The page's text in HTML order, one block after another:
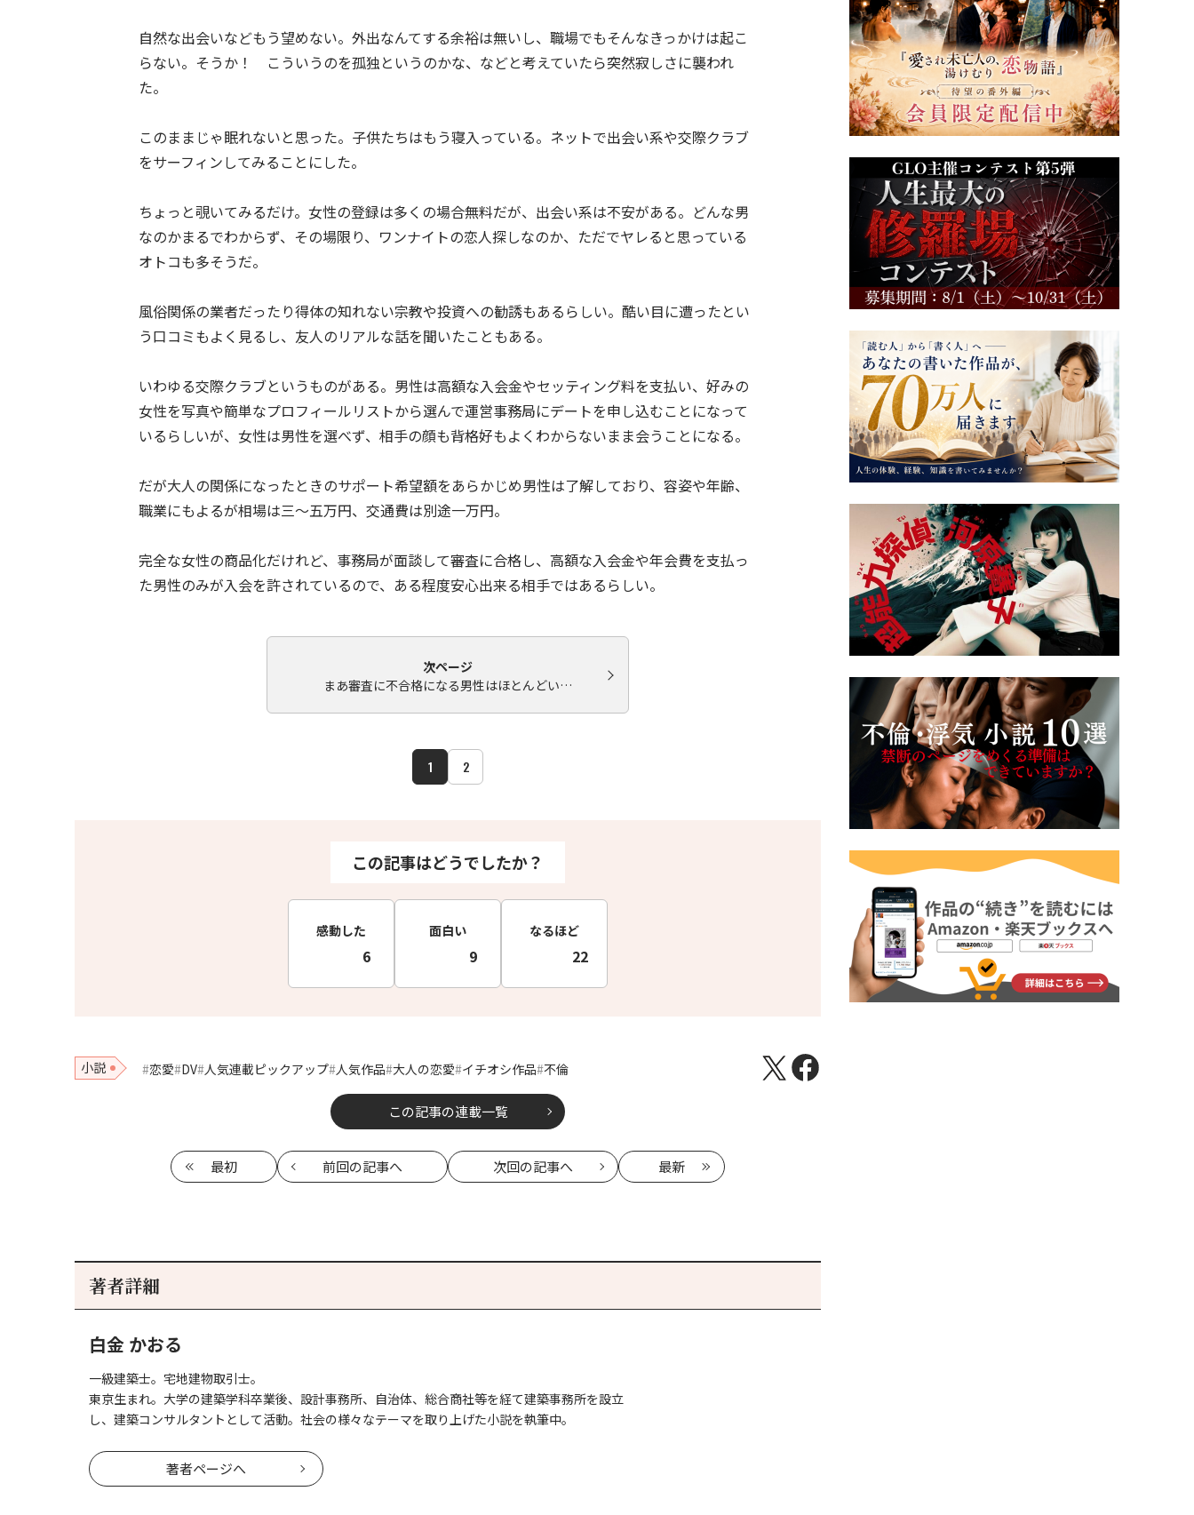
自然な出会いなどもう望めない。外出なんてする余裕は無いし、職場でもそんなきっかけは起こ
らない。そうか！ こういうのを孤独というのかな、などと考えていたら突然寂しさに襲われ
た。
このままじゃ眠れないと思った。子供たちはもう寝入っている。ネットで出会い系や交際クラブ
をサーフィンしてみることにした。
ちょっと覗いてみるだけ。女性の登録は多くの場合無料だが、出会い系は不安がある。どんな男
なのかまるでわからず、その場限り、ワンナイトの恋人探しなのか、ただでヤレると思っている
オトコも多そうだ。
風俗関係の業者だったり得体の知れない宗教や投資への勧誘もあるらしい。酷い目に遭ったとい
う口コミもよく見るし、友人のリアルな話を聞いたこともある。
いわゆる交際クラブというものがある。男性は高額な入会金やセッティング料を支払い、好みの
女性を写真や簡単なプロフィールリストから選んで運営事務局にデートを申し込むことになって
いるらしいが、女性は男性を選べず、相手の顔も背格好もよくわからないまま会うことになる。
だが大人の関係になったときのサポート希望額をあらかじめ男性は了解しており、容姿や年齢、
職業にもよるが相場は三～五万円、交通費は別途一万円。
完全な女性の商品化だけれど、事務局が面談して審査に合格し、高額な入会金や年会費を支払っ
た男性のみが入会を許されているので、ある程度安心出来る相手ではあるらしい。
次ページ
まあ審査に不合格になる男性はほとんどい…
1 2
この記事はどうでしたか？
感動した
6
面白い
9
なるほど
22
小説 恋愛 DV 人気連載ピックアップ 人気作品 大人の恋愛 イチオシ作品 不倫
この記事の連載一覧
最初 前回の記事へ 次回の記事へ 最新
著者詳細
白金 かおる
一級建築士。宅地建物取引士。
東京生まれ。大学の建築学科卒業後、設計事務所、自治体、総合商社等を経て建築事務所を設立
し、建築コンサルタントとして活動。社会の様々なテーマを取り上げた小説を執筆中。
著者ページへ